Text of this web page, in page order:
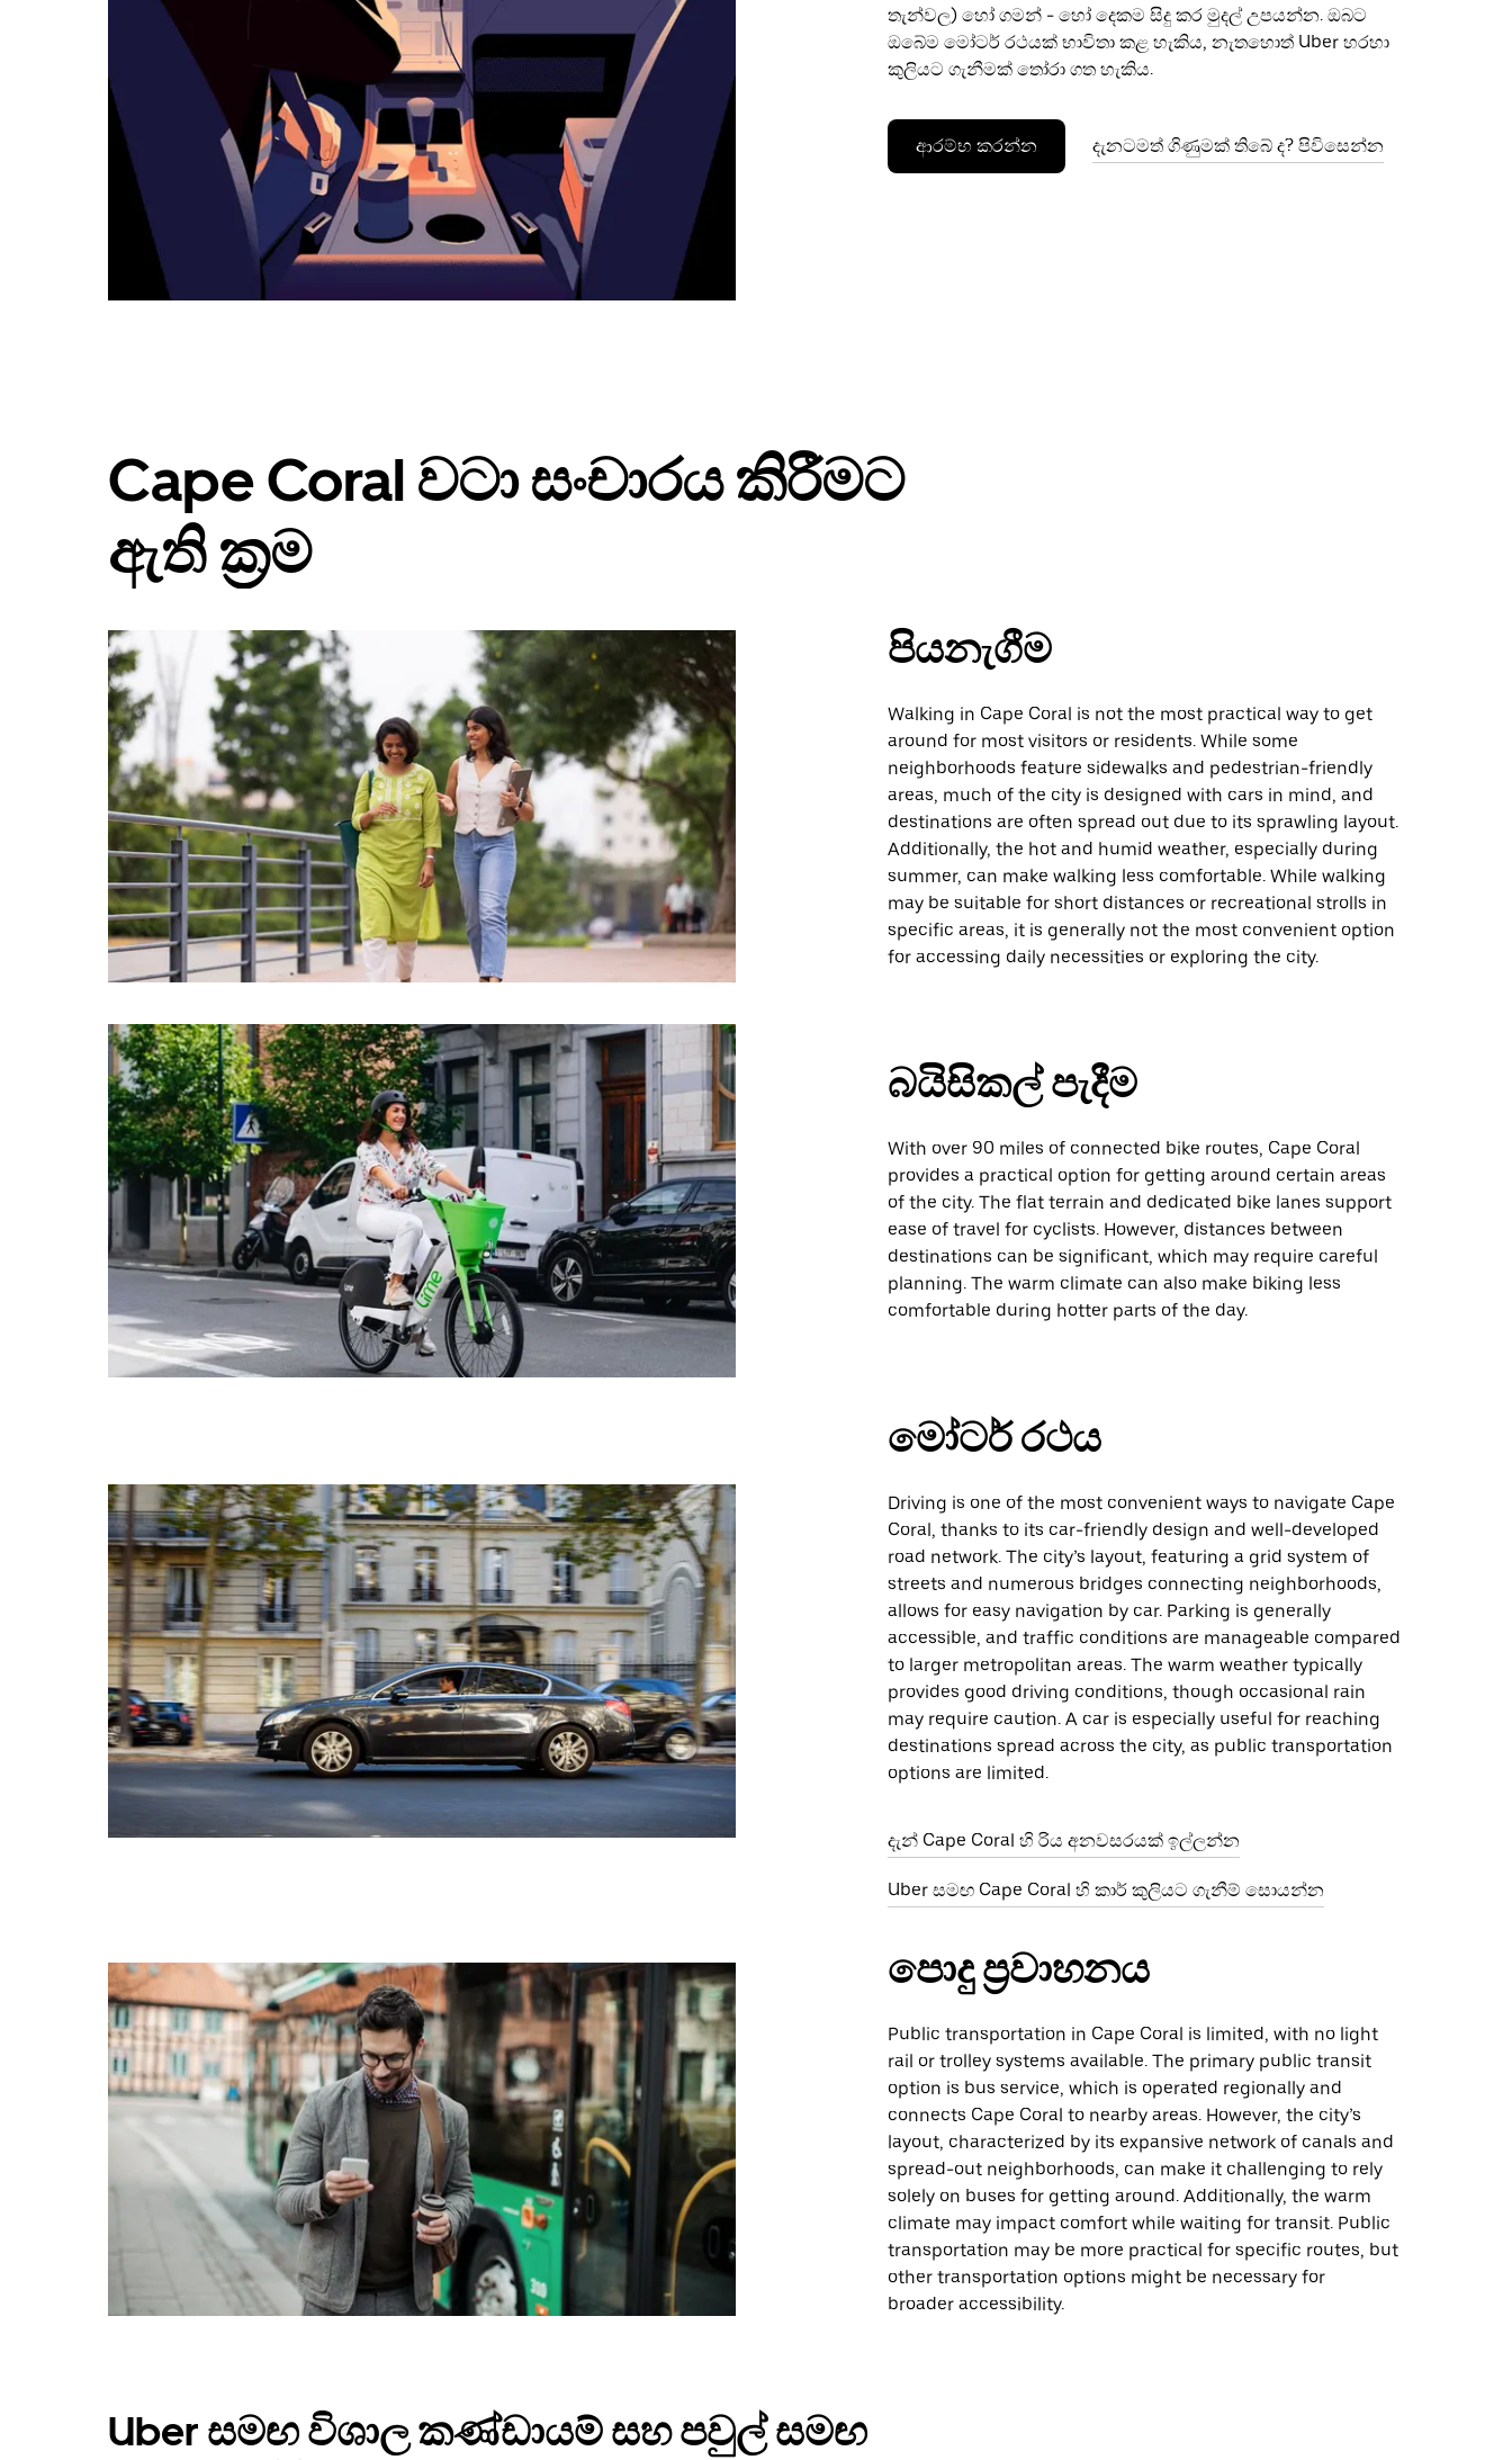
තැන්වල) හෝ ගමන් - හෝ දෙකම සිදු කර මුදල් උපයන්න. ඔබට
ඔබේම මෝටර් රථයක් භාවිතා කළ හැකිය, නැතහොත් Uber හරහා
කුලියට ගැනීමක් තෝරා ගත හැකිය.
ආරම්භ කරන්න දැනටමත් ගිණුමක් තිබේ ද? පිවිසෙන්න
Cape Coral වටා සංචාරය කිරීමට
ඇති ක්‍රම
පියනැගීම
Walking in Cape Coral is not the most practical way to get
around for most visitors or residents. While some
neighborhoods feature sidewalks and pedestrian-friendly
areas, much of the city is designed with cars in mind, and
destinations are often spread out due to its sprawling layout.
Additionally, the hot and humid weather, especially during
summer, can make walking less comfortable. While walking
may be suitable for short distances or recreational strolls in
specific areas, it is generally not the most convenient option
for accessing daily necessities or exploring the city.
බයිසිකල් පැදීම
With over 90 miles of connected bike routes, Cape Coral
provides a practical option for getting around certain areas
of the city. The flat terrain and dedicated bike lanes support
ease of travel for cyclists. However, distances between
destinations can be significant, which may require careful
planning. The warm climate can also make biking less
comfortable during hotter parts of the day.
මෝටර් රථය
Driving is one of the most convenient ways to navigate Cape
Coral, thanks to its car-friendly design and well-developed
road network. The city’s layout, featuring a grid system of
streets and numerous bridges connecting neighborhoods,
allows for easy navigation by car. Parking is generally
accessible, and traffic conditions are manageable compared
to larger metropolitan areas. The warm weather typically
provides good driving conditions, though occasional rain
may require caution. A car is especially useful for reaching
destinations spread across the city, as public transportation
options are limited.
දැන් Cape Coral හි රිය අනවසරයක් ඉල්ලන්න
Uber සමඟ Cape Coral හි කාර් කුලියට ගැනීම් සොයන්න
පොදු ප්‍රවාහනය
Public transportation in Cape Coral is limited, with no light
rail or trolley systems available. The primary public transit
option is bus service, which is operated regionally and
connects Cape Coral to nearby areas. However, the city’s
layout, characterized by its expansive network of canals and
spread-out neighborhoods, can make it challenging to rely
solely on buses for getting around. Additionally, the warm
climate may impact comfort while waiting for transit. Public
transportation may be more practical for specific routes, but
other transportation options might be necessary for
broader accessibility.
Uber සමඟ විශාල කණ්ඩායම් සහ පවුල් සමඟ